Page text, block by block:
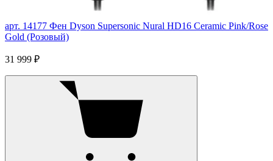
арт. 14177 Фен Dyson Supersonic Nural HD16 Ceramic Pink/Rose
Gold (Розовый)
31 999 ₽